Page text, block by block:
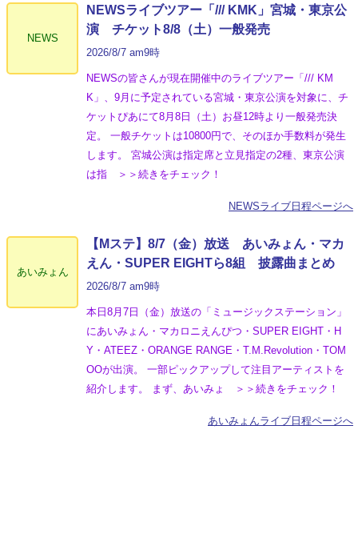
NEWS
NEWSライブツアー「/// KMK」宮城・東京公
演 チケット8/8（土）一般発売
2026/8/7 am9時
NEWSの皆さんが現在開催中のライブツアー「/// KM
K」、9月に予定されている宮城・東京公演を対象に、チ
ケットぴあにて8月8日（土）お昼12時より一般発売決
定。 一般チケットは10800円で、そのほか手数料が発生
します。 宮城公演は指定席と立見指定の2種、東京公演
は指 ＞＞続きをチェック！
NEWSライブ日程ページへ
あいみょん
【Mステ】8/7（金）放送 あいみょん・マカ
えん・SUPER EIGHTら8組 披露曲まとめ
2026/8/7 am9時
本日8月7日（金）放送の「ミュージックステーション」
にあいみょん・マカロニえんぴつ・SUPER EIGHT・H
Y・ATEEZ・ORANGE RANGE・T.M.Revolution・TOM
OOが出演。 一部ピックアップして注目アーティストを
紹介します。 まず、あいみょ ＞＞続きをチェック！
あいみょんライブ日程ページへ